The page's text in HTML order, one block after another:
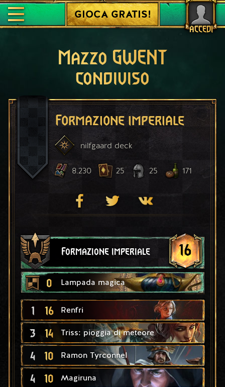
ACCEDI
GIOCA GRATIS!
Mazzo GWENT
condiviso
Formazione imperiale
nilfgaard deck
8.230 25 25 171
Formazione imperiale 16
0 Lampada magica
1 16 Renfri
3 14 Triss: pioggia di meteore
4 10 Ramon Tyrconnel
4 10 Magiruna